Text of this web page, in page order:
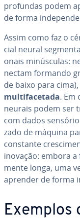
profundas podem
de forma
Assim como faz o
cial neural
o­nais mi­nús­cu­las:
nec­tam formando
de baixo para
mul­ti­fa­ce­tada. Em
neurais podem ser
com dados
zado de máquina
constante
inovação: embora
mente longa, uma
aprender de forma